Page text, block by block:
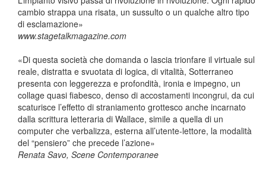
cambio strappa una risata, un sussulto o un qualche altro tipo
di esclamazione»
www.stagetalkmagazine.com
«Di questa società che domanda o lascia trionfare il virtuale sul
reale, distratta e svuotata di logica, di vitalità, Sotterraneo
presenta con leggerezza e profondità, ironia e impegno, un
collage quasi fiabesco, denso di accostamenti incongrui, da cui
scaturisce l’effetto di straniamento grottesco anche incarnato
dalla scrittura letteraria di Wallace, simile a quella di un
computer che verbalizza, esterna all’utente-lettore, la modalità
del “pensiero” che precede l’azione»
Renata Savo, Scene Contemporanee